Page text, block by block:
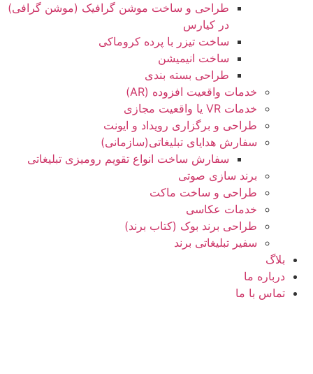
طراحی و ساخت موشن گرافیک (موشن گرافی)
در کیارس
ساخت تیزر با پرده کروماکی
ساخت انیمیشن
طراحی بسته بندی
خدمات واقعیت افزوده (AR)
خدمات VR یا واقعیت مجازی
طراحی و برگزاری رویداد و ایونت
سفارش هدایای تبلیغاتی(سازمانی)
سفارش ساخت انواع تقویم رومیزی تبلیغاتی
برند سازی صوتی
طراحی و ساخت ماکت
خدمات عکاسی
طراحی برند بوک (کتاب برند)
سفیر تبلیغاتی برند
بلاگ
درباره ما
تماس با ما